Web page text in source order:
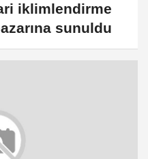
iklimlendirme
sunuldu